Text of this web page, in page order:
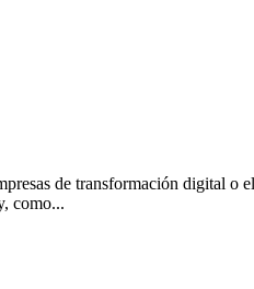
de transformación digital o
como...